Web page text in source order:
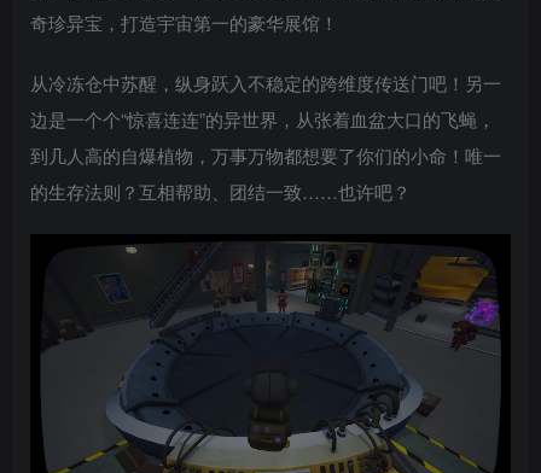
奇珍异宝，打造宇宙第一的豪华展馆！
从冷冻仓中苏醒，纵身跃入不稳定的跨维度传送门吧！另一
边是一个个“惊喜连连”的异世界，从张着血盆大口的飞蝇，
到几人高的自爆植物，万事万物都想要了你们的小命！唯一
的生存法则？互相帮助、团结一致……也许吧？